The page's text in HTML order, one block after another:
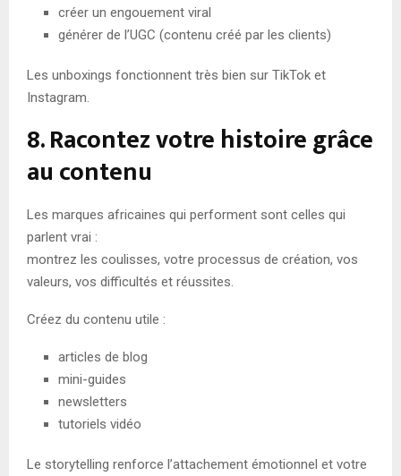
créer un engouement viral
générer de l’UGC (contenu créé par les clients)
Les unboxings fonctionnent très bien sur TikTok et
Instagram.
8. Racontez votre histoire grâce
au contenu
Les marques africaines qui performent sont celles qui
parlent vrai :
montrez les coulisses, votre processus de création, vos
valeurs, vos difficultés et réussites.
Créez du contenu utile :
articles de blog
mini-guides
newsletters
tutoriels vidéo
Le storytelling renforce l’attachement émotionnel et votre